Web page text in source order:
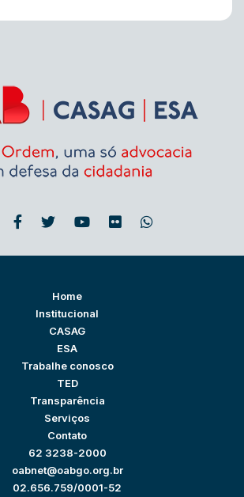
Home
Institucional
CASAG
ESA
Trabalhe conosco
TED
Transparência
Serviços
Contato
62 3238-2000
oabnet@oabgo.org.br
02.656.759/0001-52